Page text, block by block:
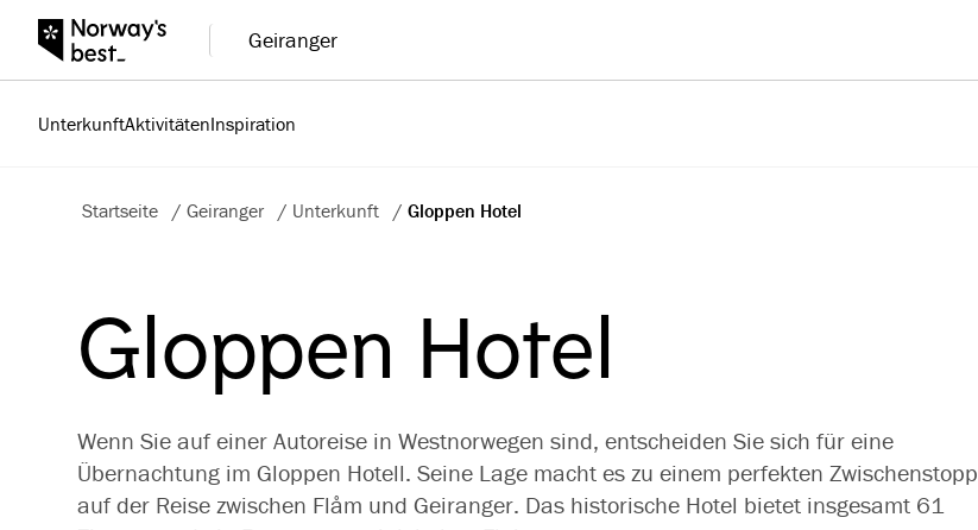
Geiranger
UnterkunftAktivitätenInspiration
Startseite / Geiranger / Unterkunft / Gloppen Hotel
Gloppen Hotel
Wenn Sie auf einer Autoreise in Westnorwegen sind, entscheiden Sie sich für eine
Übernachtung im Gloppen Hotell. Seine Lage macht es zu einem perfekten Zwischenstopp
auf der Reise zwischen Flåm und Geiranger. Das historische Hotel bietet insgesamt 61